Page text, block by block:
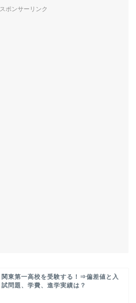
スポンサーリンク
関東第一高校を受験する！⇒偏差値と入
試問題、学費、進学実績は？